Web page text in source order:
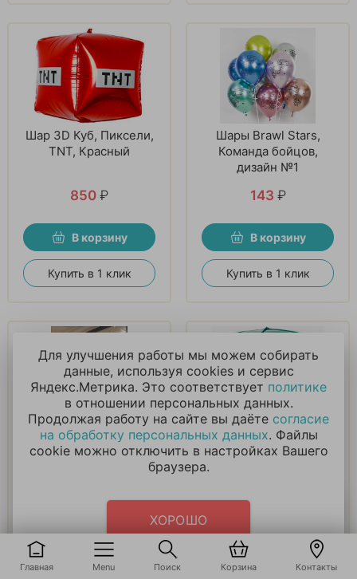
Главная Menu Поиск Корзина Контакты
Шар 3D Куб, Пиксели,
TNT, Красный
850 ₽
В корзину
Купить в 1 клик
Шары Brawl Stars,
Команда бойцов,
дизайн №1
143 ₽
В корзину
Купить в 1 клик
Букет «Маленький
геймер»
В корзину
Купить в 1 клик
Шар 3D Куб,
Пиксельный монстр,
В корзину
Купить в 1 клик
Для улучшения работы мы можем собирать
данные, используя cookies и сервис
Яндекс.Метрика. Это соответствует политике
в отношении персональных данных.
Продолжая работу на сайте вы даёте согласие
на обработку персональных данных. Файлы
cookie можно отключить в настройках Вашего
браузера.
ХОРОШО